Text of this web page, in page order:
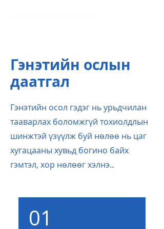
Гэнэтийн ослын
даатгал
Гэнэтийн осол гэдэг нь урьдчилан
тааварлах боломжгүй тохиолдлын
шинжтэй үзүүлж буй нөлөө нь цаг
хугацааны хувьд богино байх
гэмтэл, хор нөлөөг хэлнэ..
01